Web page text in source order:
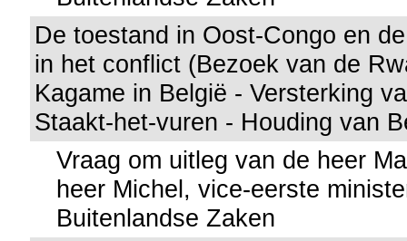
De toestand in Oost-Congo en
in het conflict (Bezoek van de
Kagame in België - Versterking
Staakt-het-vuren - Houding van
Vraag om uitleg van de heer
heer Michel, vice-eerste
Buitenlandse Zaken